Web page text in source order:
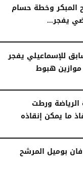
المبكر وخطة حسام
يفجر...
للإسماعيلي يفجر
موازين هبوط
الرياضة ورطت
ما يمكن إنقاذه
بوميل المرشح